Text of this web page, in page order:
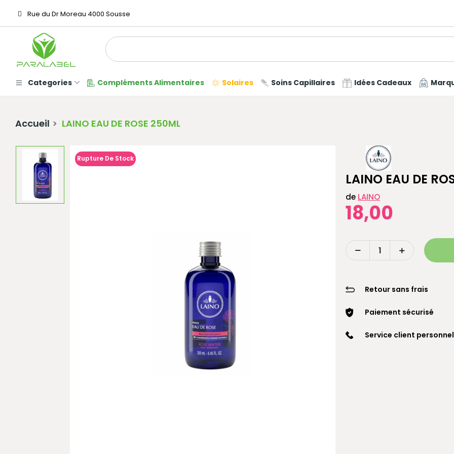
Rue du Dr Moreau 4000 Sousse
Categories Compléments Alimentaires Solaires Soins Capillaires Idées Cadeaux
Accueil LAINO EAU DE ROSE 250ML
Rupture De Stock
LAINO EAU DE
de LAINO
18,00
Retour sans frais
Paiement sécurisé
Service client personnel